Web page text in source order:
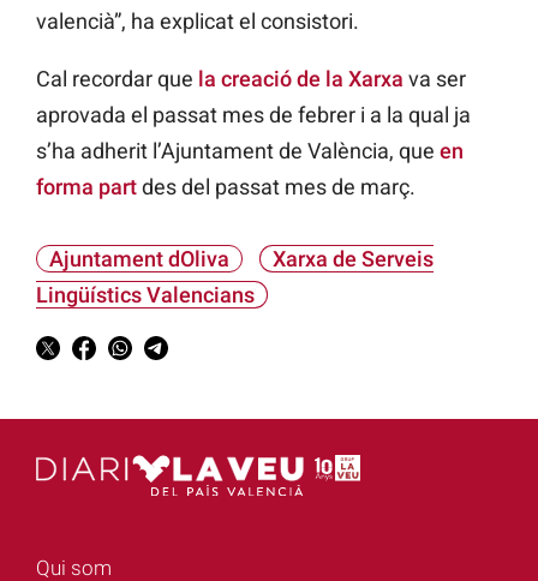
valencià”, ha explicat el consistori.
Cal recordar que la creació de la Xarxa va ser
aprovada el passat mes de febrer i a la qual ja
s’ha adherit l’Ajuntament de València, que en
forma partdes del passat mes de març.
Ajuntament dOliva
Xarxa de Serveis
Lingüístics Valencians
Qui som